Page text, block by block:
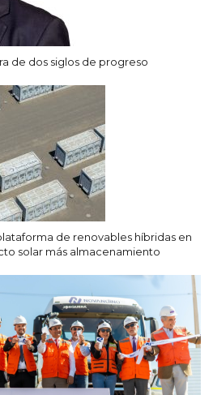
de dos siglos de progreso
de renovables híbridas en
solar más almacenamiento